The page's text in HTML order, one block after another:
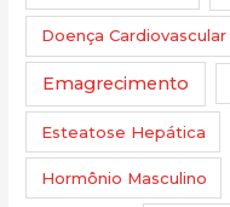
Doença Cardiovascular
Emagrecimento
Esteatose Hepática
Hormônio Masculino